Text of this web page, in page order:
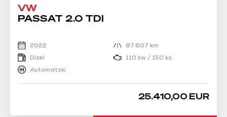
VW
PASSAT 2.0 TDI
2022
87.607 km
Dizel
110 kw / 150 ks
Automatski
25.410,00 EUR